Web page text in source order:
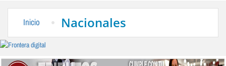
Inicio Nacionales